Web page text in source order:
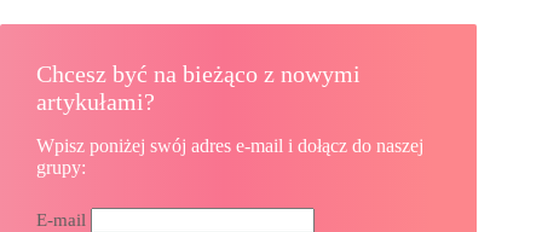
Chcesz być na bieżąco z nowymi
artykułami?
Wpisz poniżej swój adres e-mail i dołącz do naszej
grupy:
E-mail